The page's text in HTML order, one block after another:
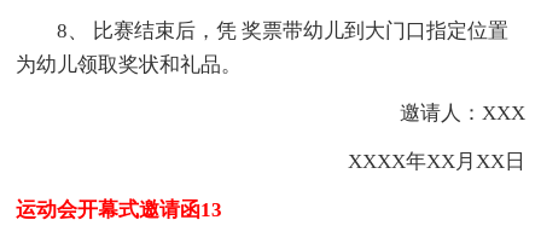
8、 比赛结束后，凭 奖票带幼儿到大门口指定位置
为幼儿领取奖状和礼品。
邀请人：XXX
XXXX年XX月XX日
运动会开幕式邀请函13